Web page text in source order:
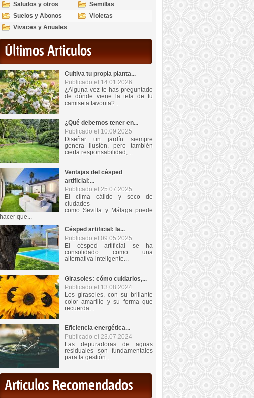
Saludos y otros
temas
Semillas
Suelos y Abonos
Violetas
Vivaces y Anuales
Últimos Articulos
Cultiva tu propia planta...
Publicado el 14.01.2026
¿Alguna vez te has preguntado
de dónde viene la tela de tu
camiseta favorita?...
¿Qué debemos tener en...
Publicado el 10.09.2025
Diseñar un jardín siempre
genera ilusión, pero también
cierta responsabilidad,...
Ventajas del césped
artificial:...
Publicado el 25.07.2025
El clima cálido y seco de
ciudades
como Sevilla y Málaga puede
hacer que...
Césped artificial: la...
Publicado el 09.05.2025
El césped artificial se ha
consolidado como una
alternativa inteligente...
Girasoles: cómo cuidarlos,...
Publicado el 13.08.2024
Los girasoles, con su brillante
color amarillo y su forma que
recuerda...
Eficiencia energética...
Publicado el 23.07.2024
Las depuradoras de aguas
residuales son fundamentales
para la gestión...
Articulos Recomendados